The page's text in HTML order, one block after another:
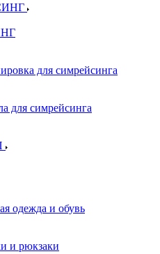
для симрейсинга
для симрейсинга
одежда и обувь
и рюкзаки